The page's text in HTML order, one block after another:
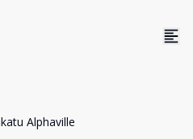
Alphaville